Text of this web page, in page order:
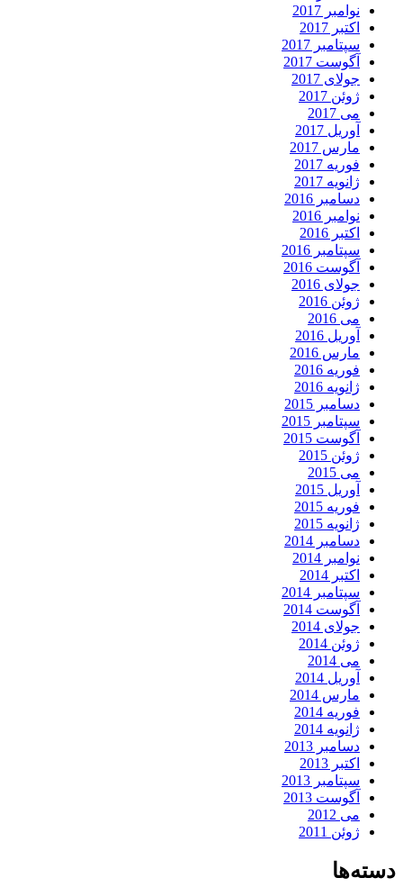
نوامبر 2017
اکتبر 2017
سپتامبر 2017
آگوست 2017
جولای 2017
ژوئن 2017
می 2017
آوریل 2017
مارس 2017
فوریه 2017
ژانویه 2017
دسامبر 2016
نوامبر 2016
اکتبر 2016
سپتامبر 2016
آگوست 2016
جولای 2016
ژوئن 2016
می 2016
آوریل 2016
مارس 2016
فوریه 2016
ژانویه 2016
دسامبر 2015
سپتامبر 2015
آگوست 2015
ژوئن 2015
می 2015
آوریل 2015
فوریه 2015
ژانویه 2015
دسامبر 2014
نوامبر 2014
اکتبر 2014
سپتامبر 2014
آگوست 2014
جولای 2014
ژوئن 2014
می 2014
آوریل 2014
مارس 2014
فوریه 2014
ژانویه 2014
دسامبر 2013
اکتبر 2013
سپتامبر 2013
آگوست 2013
می 2012
ژوئن 2011
دسته‌ها